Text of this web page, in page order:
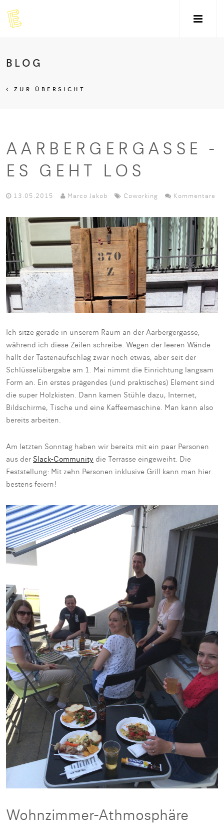
BLOG
ZUR ÜBERSICHT
AARBERGERGASSE -
ES GEHT LOS
13.05.2015 Marco Jakob Coworking Kommentare
Ich sitze gerade in unserem Raum an der Aarbergergasse,
während ich diese Zeilen schreibe. Wegen der leeren Wände
hallt der Tastenaufschlag zwar noch etwas, aber seit der
Schlüsselübergabe am 1. Mai nimmt die Einrichtung langsam
Form an. Ein erstes prägendes (und praktisches) Element sind
die super Holzkisten. Dann kamen Stühle dazu, Internet,
Bildschirme, Tische und eine Kaffeemaschine. Man kann also
bereits arbeiten.
Am letzten Sonntag haben wir bereits mit ein paar Personen
aus der Slack-Community die Terrasse eingeweiht. Die
Feststellung: Mit zehn Personen inklusive Grill kann man hier
bestens feiern!
Wohnzimmer-Athmosphäre